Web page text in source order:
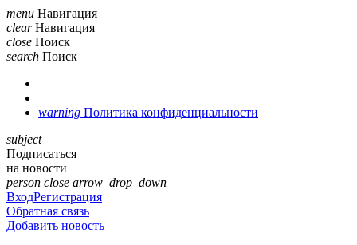
menu Навигация
clear Навигация
close Поиск
search Поиск
warning Политика конфиденциальности
subject
Подписаться
на новости
person close arrow_drop_down
ВходРегистрация
Обратная связь
Добавить новость